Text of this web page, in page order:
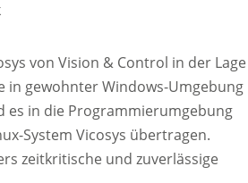
von Vision & Control in der Lage
in gewohnter Windows-Umgebung
es in die Programmierumgebung
System Vicosys übertragen.
zeitkritische und zuverlässige